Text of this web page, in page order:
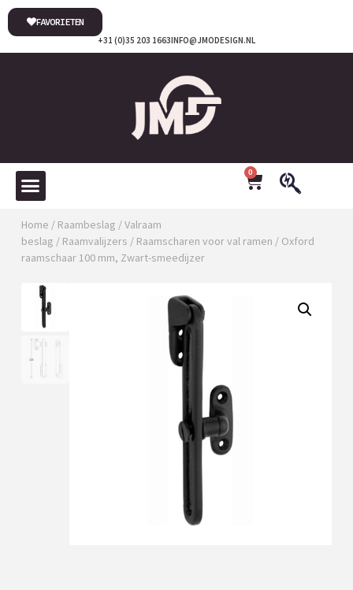
INFO@JMODESIGN.NL
+31 (0)35 203 1663
FAVORIETEN
0
Home / Raambeslag /Valraam
beslag / Raamvalijzers / Raamscharen voor val ramen / Oxford
raamschaar 100 mm, Zwart-smeedijzer